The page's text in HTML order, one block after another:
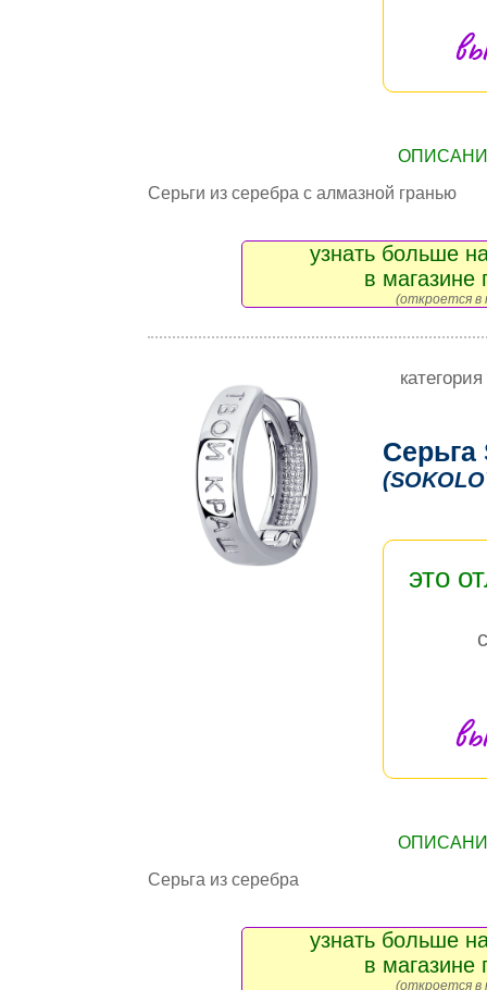
Серьги из серебра с алмазной гранью
узнать больше
в магазине
(откроется в
Серьга
это
Серьга из серебра
узнать больше
в магазине
(откроется в